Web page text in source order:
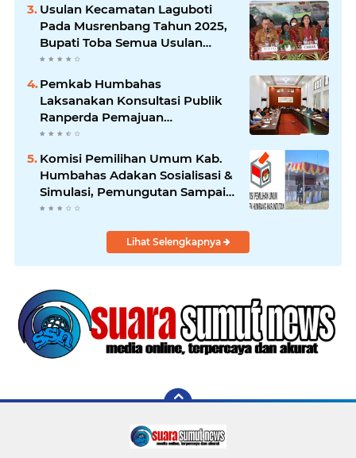
Usulan Kecamatan Laguboti
Pada Musrenbang Tahun 2025,
Bupati Toba Semua Usulan
Harus Mendukung
Pertumbuhan Pariwisata.
Pemkab Humbahas
Laksanakan Konsultasi Publik
Ranperda Pemajuan
Kebudayaan Daerah
Komisi Pemilihan Umum Kab.
Humbahas Adakan Sosialisasi &
Simulasi, Pemungutan Sampai
Rekapitulasi Suara.
Lihat Selengkapnya